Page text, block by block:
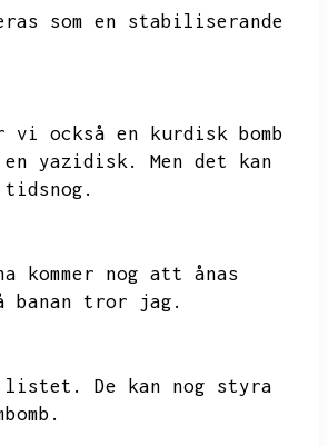
som en stabiliserande
vi också en kurdisk bomb
en yazidisk.
Men det kan
kommer nog att ånas
banan tror jag.
listet.
De kan nog styra